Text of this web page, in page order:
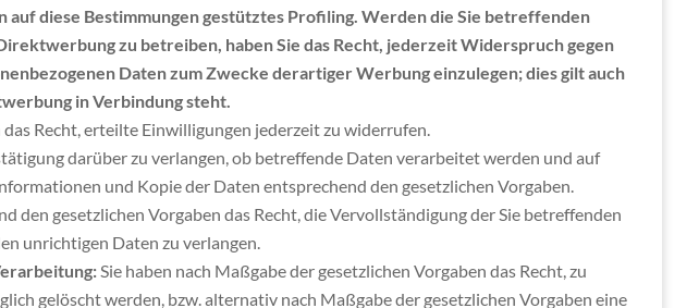
auf diese Bestimmungen gestütztes Profiling. Werden die Sie betreffenden
zu betreiben, haben Sie das Recht, jederzeit Widerspruch gegen
Daten zum Zwecke derartiger Werbung einzulegen; dies gilt auch
in Verbindung steht.
das Recht, erteilte Einwilligungen jederzeit zu widerrufen.
darüber zu verlangen, ob betreffende Daten verarbeitet werden und auf
und Kopie der Daten entsprechend den gesetzlichen Vorgaben.
den gesetzlichen Vorgaben das Recht, die Vervollständigung der Sie betreffenden
unrichtigen Daten zu verlangen.
Sie haben nach Maßgabe der gesetzlichen Vorgaben das Recht, zu
gelöscht werden, bzw. alternativ nach Maßgabe der gesetzlichen Vorgaben eine